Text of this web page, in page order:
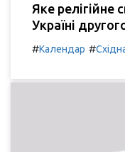
Яке релігійне
Україні
#Календар #